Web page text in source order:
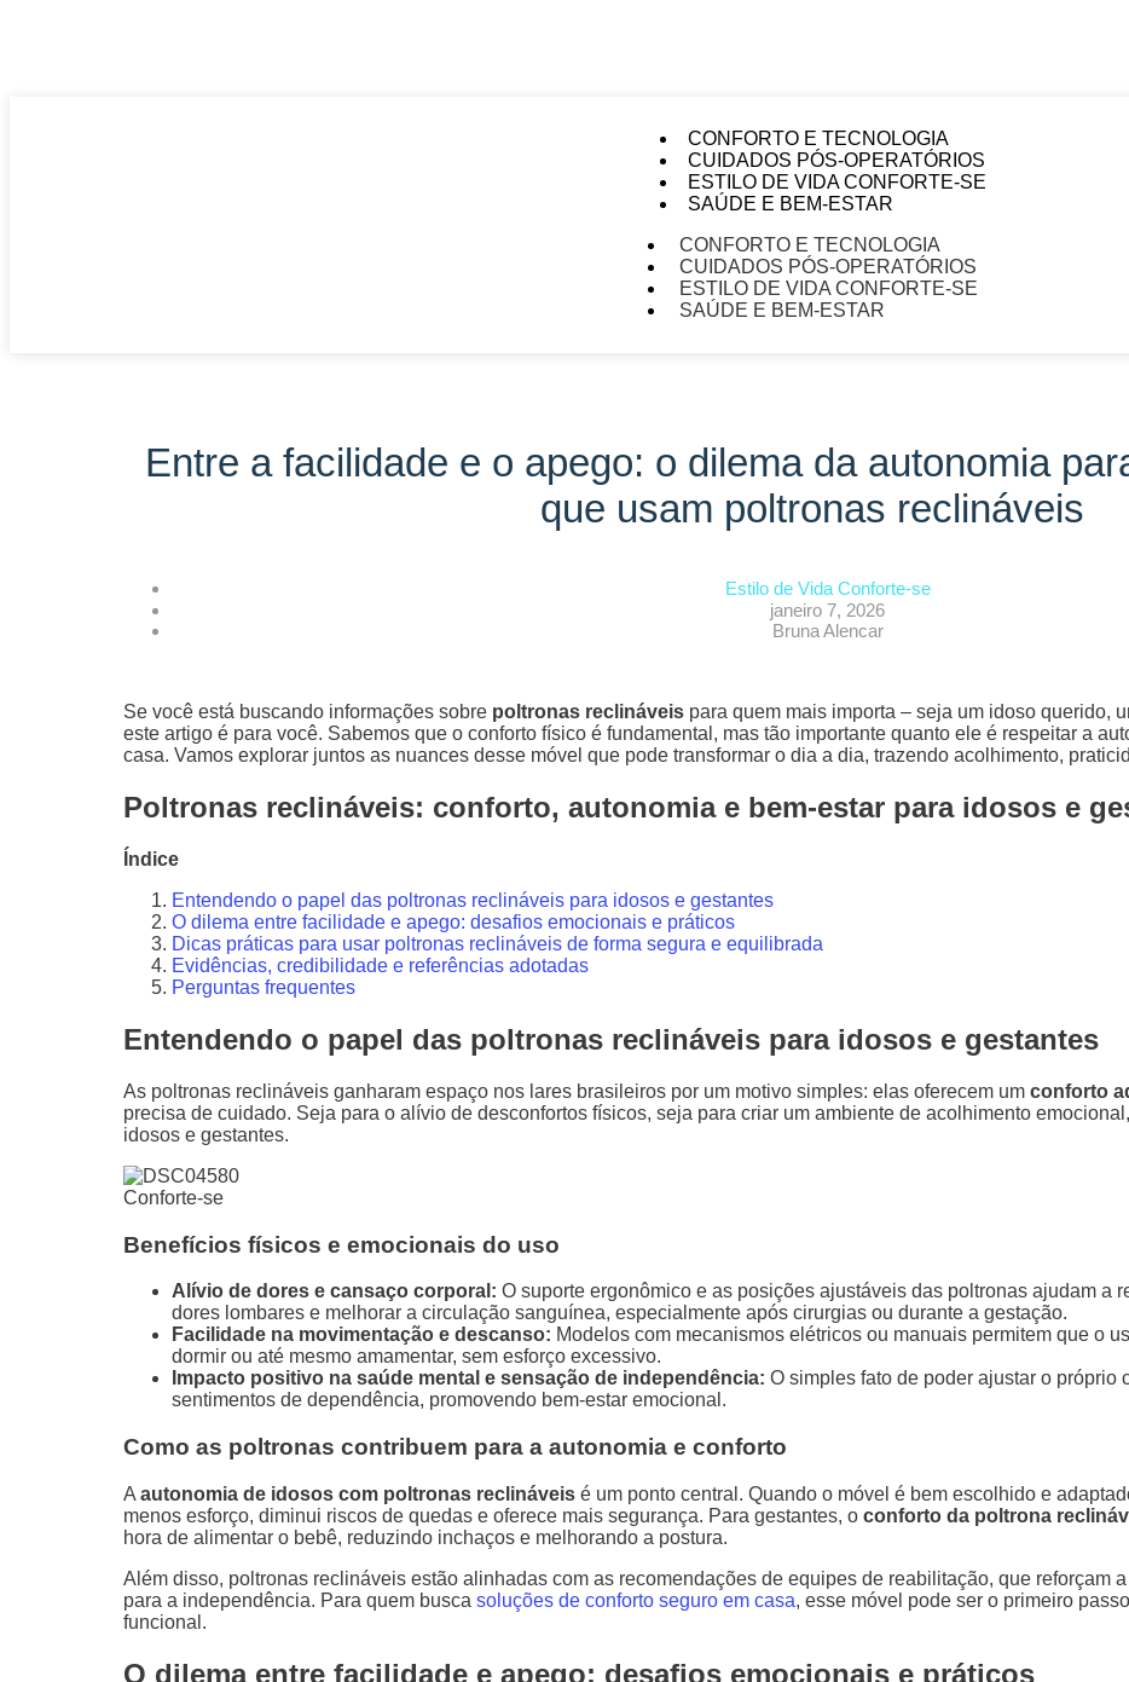
CONFORTO E TECNOLOGIA
CUIDADOS PÓS-OPERATÓRIOS
ESTILO DE VIDA CONFORTE-SE
SAÚDE E BEM-ESTAR
CONFORTO E TECNOLOGIA
CUIDADOS PÓS-OPERATÓRIOS
ESTILO DE VIDA CONFORTE-SE
SAÚDE E BEM-ESTAR
Entre a facilidade e o apego: o dilema da autonomia
que usam poltronas reclináveis
Estilo de Vida Conforte-se
janeiro 7, 2026
Bruna Alencar
Se você está buscando informações sobre poltronas reclináveis para quem mais importa – seja um idoso querido,
este artigo é para você. Sabemos que o conforto físico é fundamental, mas tão importante quanto ele é respeitar a
casa. Vamos explorar juntos as nuances desse móvel que pode transformar o dia a dia, trazendo acolhimento,
Poltronas reclináveis: conforto, autonomia e bem-estar para idosos e
Índice
Entendendo o papel das poltronas reclináveis para idosos e gestantes
O dilema entre facilidade e apego: desafios emocionais e práticos
Dicas práticas para usar poltronas reclináveis de forma segura e equilibrada
Evidências, credibilidade e referências adotadas
Perguntas frequentes
Entendendo o papel das poltronas reclináveis para idosos e gestantes
As poltronas reclináveis ganharam espaço nos lares brasileiros por um motivo simples: elas oferecem um conforto
precisa de cuidado. Seja para o alívio de desconfortos físicos, seja para criar um ambiente de acolhimento
idosos e gestantes.
Conforte-se
Benefícios físicos e emocionais do uso
Alívio de dores e cansaço corporal: O suporte ergonômico e as posições ajustáveis das poltronas ajudam a
dores lombares e melhorar a circulação sanguínea, especialmente após cirurgias ou durante a gestação.
Facilidade na movimentação e descanso: Modelos com mecanismos elétricos ou manuais permitem que o
dormir ou até mesmo amamentar, sem esforço excessivo.
Impacto positivo na saúde mental e sensação de independência: O simples fato de poder ajustar o próprio
sentimentos de dependência, promovendo bem-estar emocional.
Como as poltronas contribuem para a autonomia e conforto
A autonomia de idosos com poltronas reclináveis é um ponto central. Quando o móvel é bem escolhido e
menos esforço, diminui riscos de quedas e oferece mais segurança. Para gestantes, o conforto da poltrona
hora de alimentar o bebê, reduzindo inchaços e melhorando a postura.
Além disso, poltronas reclináveis estão alinhadas com as recomendações de equipes de reabilitação, que reforçam
para a independência. Para quem busca soluções de conforto seguro em casa, esse móvel pode ser o primeiro
funcional.
O dilema entre facilidade e apego: desafios emocionais e práticos